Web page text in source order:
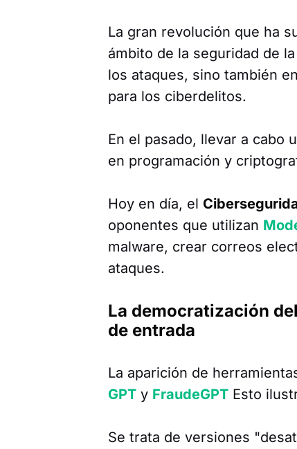
La gran revolución que ha
ámbito de la seguridad de
los ataques, sino también
para los ciberdelitos.
En el pasado, llevar a cabo
en programación y
Hoy en día, el
oponentes que utilizan
malware, crear correos
ataques.
La democratización
de entrada
La aparición de
GPT y FraudeGPT Esto
Se trata de versiones